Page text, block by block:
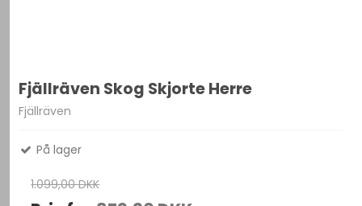
Fjällräven Skog Skjorte Herre
Fjällräven
På lager
1.099,00 DKK